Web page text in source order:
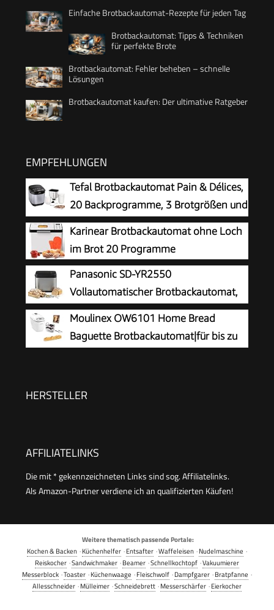
Einfache Brotbackautomat-Rezepte für jeden Tag
Brotbackautomat: Tipps & Techniken
für perfekte Brote
Brotbackautomat: Fehler beheben – schnelle
Lösungen
Brotbackautomat kaufen: Der ultimative Ratgeber
EMPFEHLUNGEN
Tefal Brotbackautomat Pain & Délices,
20 Backprogramme, 3 Brotgrößen und
Bräunungsstufen einstellbar, auch für
Kuchen - Pizza - Nudelteig, Backform
antihaftbeschichtet, schwarz/Edelstahl, PF240E
Karinear Brotbackautomat ohne Loch
im Brot 20 Programme
Panasonic SD-YR2550
Vollautomatischer Brotbackautomat,
horizontales Design, Rosinen-
Nussverteiler und Hefespender, 31 automatische
Programme, zwei Temperatursensoren, 13-
Moulinex OW6101 Home Bread
Baguette Brotbackautomat|für bis zu
Brot|antihaftbeschichtete Brotform|
HERSTELLER
AFFILIATELINKS
Die mit * gekennzeichneten Links sind sog. Affiliatelinks.
Als Amazon-Partner verdiene ich an qualifizierten Käufen!
Weitere thematisch passende Portale:
Kochen & Backen ·Küchenhelfer ·Entsafter ·Waffeleisen ·Nudelmaschine ·
Reiskocher ·Sandwichmaker ·Beamer ·Schnellkochtopf ·Vakuumierer
Messerblock ·Toaster ·Küchenwaage ·Fleischwolf ·Dampfgarer ·Bratpfanne ·
Allesschneider ·Mülleimer ·Schneidebrett ·Messerschärfer ·Eierkocher